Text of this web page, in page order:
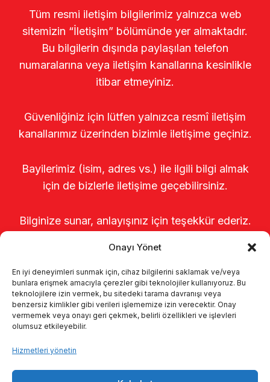
Onayı Yönet
En iyi deneyimleri sunmak için, cihaz bilgilerini saklamak ve/veya
bunlara erişmek amacıyla çerezler gibi teknolojiler kullanıyoruz. Bu
teknolojilere izin vermek, bu sitedeki tarama davranışı veya
benzersiz kimlikler gibi verileri işlememize izin verecektir. Onay
vermemek veya onayı geri çekmek, belirli özellikleri ve işlevleri
olumsuz etkileyebilir.
Hizmetleri yönetin
Tüm resmi iletişim bilgilerimiz yalnızca web
sitemizin “İletişim” bölümünde yer almaktadır.
Bu bilgilerin dışında paylaşılan telefon
numaralarına veya iletişim kanallarına kesinlikle
itibar etmeyiniz.
Güvenliğiniz için lütfen yalnızca resmî iletişim
kanallarımız üzerinden bizimle iletişime geçiniz.
Bayilerimiz (isim, adres vs.) ile ilgili bilgi almak
için de bizlerle iletişime geçebilirsiniz.
Bilginize sunar, anlayışınız için teşekkür ederiz.